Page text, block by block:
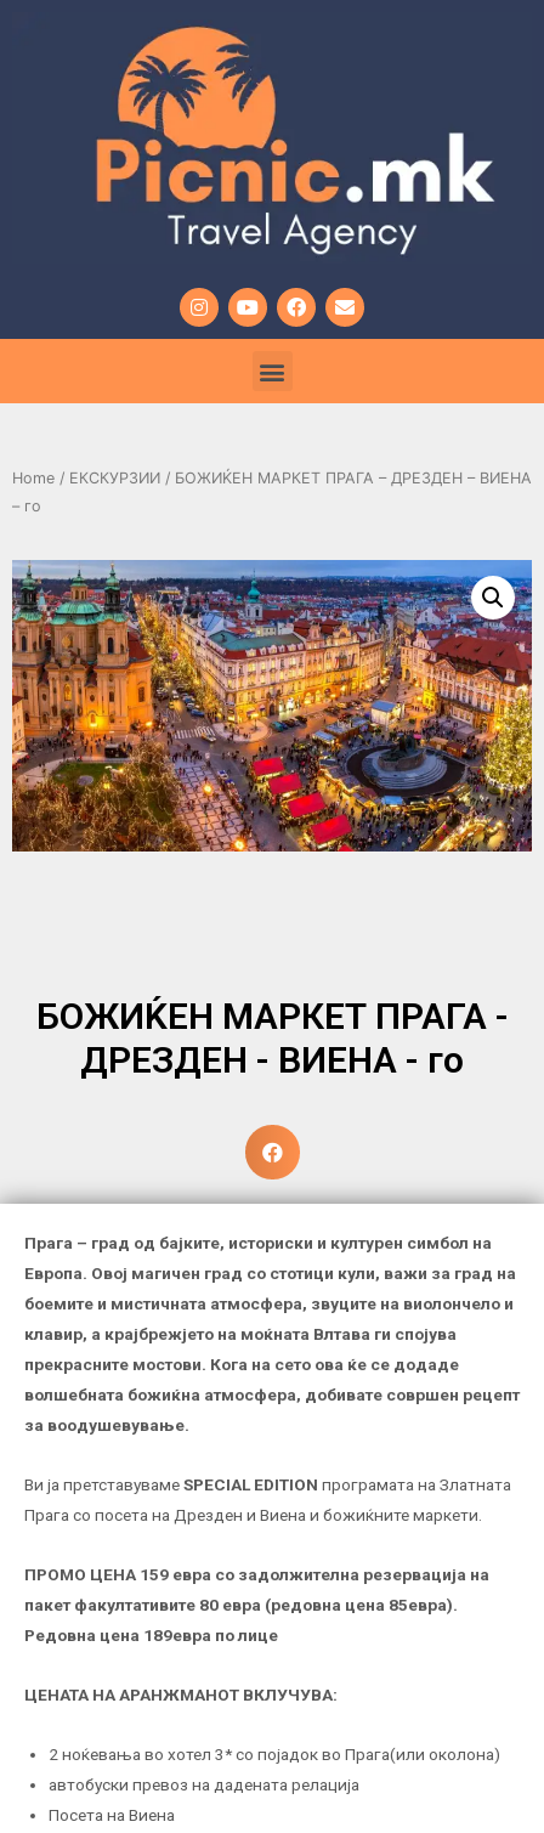
Home / ЕКСКУРЗИИ / БОЖИЌЕН МАРКЕТ ПРАГА – ДРЕЗДЕН – ВИЕНА
– го
БОЖИЌЕН МАРКЕТ ПРАГА -
ДРЕЗДЕН - ВИЕНА - го
Прага – град од бајките, историски и културен симбол на
Европа. Овој магичен град со стотици кули, важи за град на
боемите и мистичната атмосфера, звуците на виолончело и
клавир, а крајбрежјето на моќната Влтава ги спојува
прекрасните мостови. Кога на сето ова ќе се додаде
волшебната божиќна атмосфера, добивате совршен рецепт
за воодушевување.
Ви ја претставувамеSPECIAL EDITION програмата на Златната
Прага со посета на Дрезден и Виена и божиќните маркети.
ПРОМО ЦЕНА 159 евра со задолжителна резервација на
пакет факултативите 80 евра (редовна цена 85евра).
Редовна цена 189евра по лице
ЦЕНАТА НА АРАНЖМАНОТ ВКЛУЧУВА:
2 ноќевања во хотел 3* со појадок во Прага(или околона)
автобуски превоз на дадената релација
Посета на Виена